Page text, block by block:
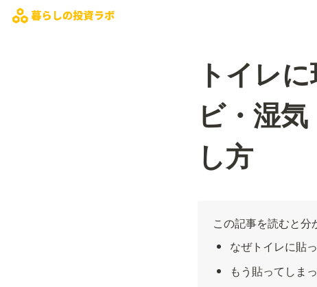
トイレ
ビ・湿
し方
この記事を読むと分
なぜトイレに貼
もう貼ってしま